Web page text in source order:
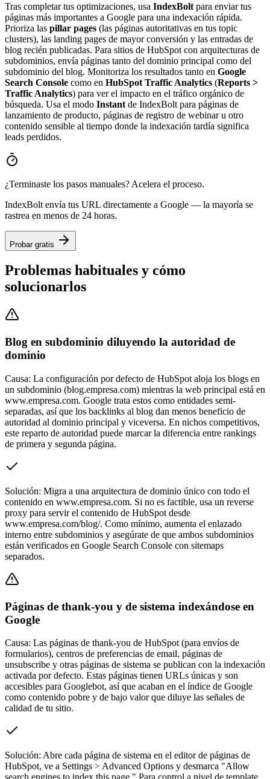
Tras completar tus optimizaciones, usa IndexBolt para enviar tus
páginas más importantes a Google para una indexación rápida.
Prioriza las pillar pages (las páginas autoritativas en tus topic
clusters), las landing pages de mayor conversión y las entradas de
blog recién publicadas. Para sitios de HubSpot con arquitecturas de
subdominios, envía páginas tanto del dominio principal como del
subdominio del blog. Monitoriza los resultados tanto en Google
Search Console como en HubSpot Traffic Analytics (Reports >
Traffic Analytics) para ver el impacto en el tráfico orgánico de
búsqueda. Usa el modo Instant de IndexBolt para páginas de
lanzamiento de producto, páginas de registro de webinar u otro
contenido sensible al tiempo donde la indexación tardía significa
leads perdidos.
¿Terminaste los pasos manuales? Acelera el proceso.
IndexBolt envía tus URL directamente a Google — la mayoría se
rastrea en menos de 24 horas.
Probar gratis
Problemas habituales y cómo
solucionarlos
Blog en subdominio diluyendo la autoridad de
dominio
Causa: La configuración por defecto de HubSpot aloja los blogs en
un subdominio (blog.empresa.com) mientras la web principal está en
www.empresa.com. Google trata estos como entidades semi-
separadas, así que los backlinks al blog dan menos beneficio de
autoridad al dominio principal y viceversa. En nichos competitivos,
este reparto de autoridad puede marcar la diferencia entre rankings
de primera y segunda página.
Solución: Migra a una arquitectura de dominio único con todo el
contenido en www.empresa.com. Si no es factible, usa un reverse
proxy para servir el contenido de HubSpot desde
www.empresa.com/blog/. Como mínimo, aumenta el enlazado
interno entre subdominios y asegúrate de que ambos subdominios
están verificados en Google Search Console con sitemaps
separados.
Páginas de thank-you y de sistema indexándose en
Google
Causa: Las páginas de thank-you de HubSpot (para envíos de
formularios), centros de preferencias de email, páginas de
unsubscribe y otras páginas de sistema se publican con la indexación
activada por defecto. Estas páginas tienen URLs únicas y son
accesibles para Googlebot, así que acaban en el índice de Google
como contenido pobre y de bajo valor que diluye las señales de
calidad de tu sitio.
Solución: Abre cada página de sistema en el editor de páginas de
HubSpot, ve a Settings > Advanced Options y desmarca "Allow